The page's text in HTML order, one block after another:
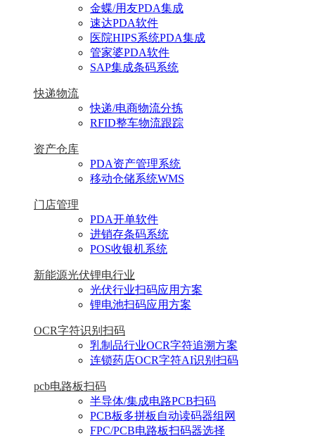
金蝶/用友PDA集成
速达PDA软件
医院HIPS系统PDA集成
管家婆PDA软件
SAP集成条码系统
快递物流
快递/电商物流分拣
RFID整车物流跟踪
资产仓库
PDA资产管理系统
移动仓储系统WMS
门店管理
PDA开单软件
进销存条码系统
POS收银机系统
新能源光伏锂电行业
光伏行业扫码应用方案
锂电池扫码应用方案
OCR字符识别扫码
乳制品行业OCR字符追溯方案
连锁药店OCR字符AI识别扫码
pcb电路板扫码
半导体/集成电路PCB扫码
PCB板多拼板自动读码器组网
FPC/PCB电路板扫码器选择